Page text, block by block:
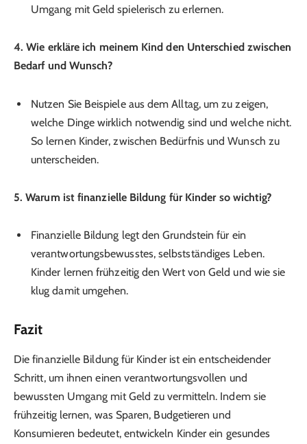
Umgang mit Geld spielerisch zu erlernen.
4. Wie erkläre ich meinem Kind den Unterschied zwischen
Bedarf und Wunsch?
Nutzen Sie Beispiele aus dem Alltag, um zu zeigen,
welche Dinge wirklich notwendig sind und welche nicht.
So lernen Kinder, zwischen Bedürfnis und Wunsch zu
unterscheiden.
5. Warum ist finanzielle Bildung für Kinder so wichtig?
Finanzielle Bildung legt den Grundstein für ein
verantwortungsbewusstes, selbstständiges Leben.
Kinder lernen frühzeitig den Wert von Geld und wie sie
klug damit umgehen.
Fazit
Die finanzielle Bildung für Kinder ist ein entscheidender
Schritt, um ihnen einen verantwortungsvollen und
bewussten Umgang mit Geld zu vermitteln. Indem sie
frühzeitig lernen, was Sparen, Budgetieren und
Konsumieren bedeutet, entwickeln Kinder ein gesundes